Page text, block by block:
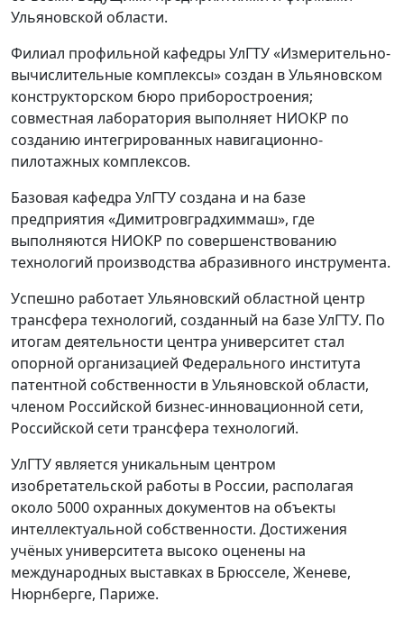
Ульяновской области.
Филиал профильной кафедры УлГТУ «Измерительно-
вычислительные комплексы» создан в Ульяновском
конструкторском бюро приборостроения;
совместная лаборатория выполняет НИОКР по
созданию интегрированных навигационно-
пилотажных комплексов.
Базовая кафедра УлГТУ создана и на базе
предприятия «Димитровградхиммаш», где
выполняются НИОКР по совершенствованию
технологий производства абразивного инструмента.
Успешно работает Ульяновский областной центр
трансфера технологий, созданный на базе УлГТУ. По
итогам деятельности центра университет стал
опорной организацией Федерального института
патентной собственности в Ульяновской области,
членом Российской бизнес-инновационной сети,
Российской сети трансфера технологий.
УлГТУ является уникальным центром
изобретательской работы в России, располагая
около 5000 охранных документов на объекты
интеллектуальной собственности. Достижения
учёных университета высоко оценены на
международных выставках в Брюсселе, Женеве,
Нюрнберге, Париже.